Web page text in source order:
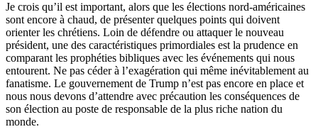
Je crois qu’il est important, alors que les élections nord-américaines
sont encore à chaud, de présenter quelques points qui doivent
orienter les chrétiens. Loin de défendre ou attaquer le nouveau
président, une des caractéristiques primordiales est la prudence en
comparant les prophéties bibliques avec les événements qui nous
entourent. Ne pas céder à l’exagération qui même inévitablement au
fanatisme. Le gouvernement de Trump n’est pas encore en place et
nous nous devons d’attendre avec précaution les conséquences de
son élection au poste de responsable de la plus riche nation du
monde.